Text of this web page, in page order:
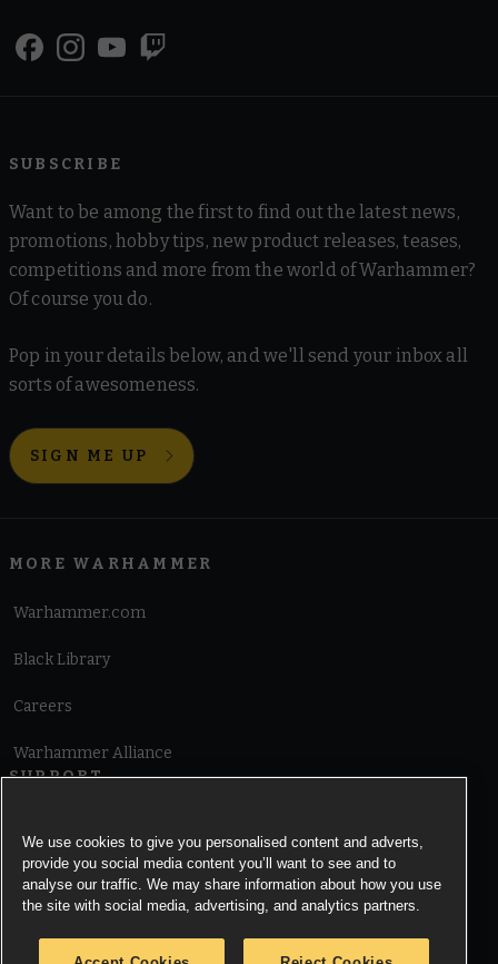
SUBSCRIBE
Want to be among the first to find out the latest news,
promotions, hobby tips, new product releases, teases,
competitions and more from the world of Warhammer?
Of course you do.
Pop in your details below, and we'll send your inbox all
sorts of awesomeness.
SIGN ME UP
MORE WARHAMMER
Warhammer.com
Black Library
Careers
Warhammer Alliance
SUPPORT
Cookie Notice
We use cookies to give you personalised content and adverts,
provide you social media content you’ll want to see and to
analyse our traffic. We may share information about how you use
the site with social media, advertising, and analytics partners.